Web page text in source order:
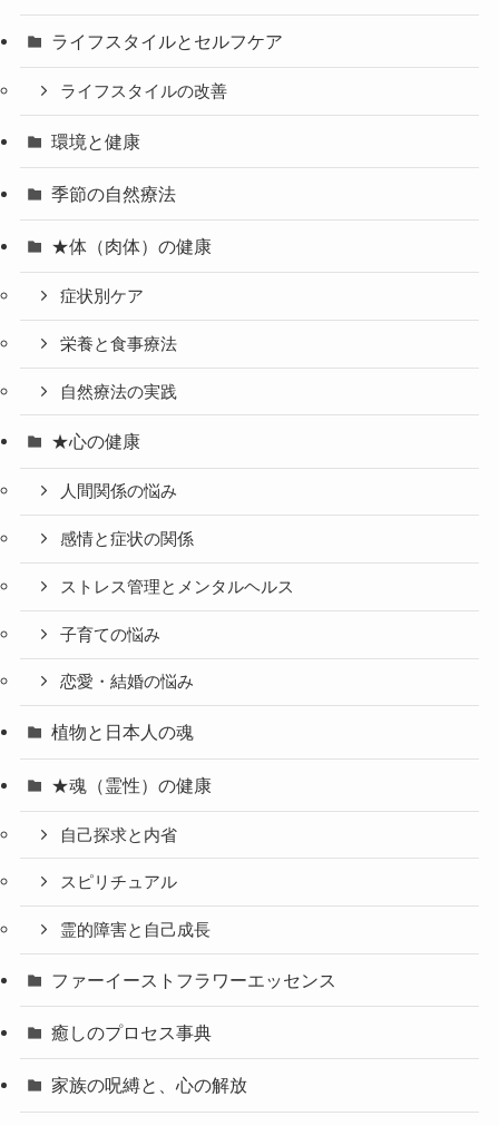
ライフスタイルとセルフケア
ライフスタイルの改善
環境と健康
季節の自然療法
★体（肉体）の健康
症状別ケア
栄養と食事療法
自然療法の実践
★心の健康
人間関係の悩み
感情と症状の関係
ストレス管理とメンタルヘルス
子育ての悩み
恋愛・結婚の悩み
植物と日本人の魂
★魂（霊性）の健康
自己探求と内省
スピリチュアル
霊的障害と自己成長
ファーイーストフラワーエッセンス
癒しのプロセス事典
家族の呪縛と、心の解放